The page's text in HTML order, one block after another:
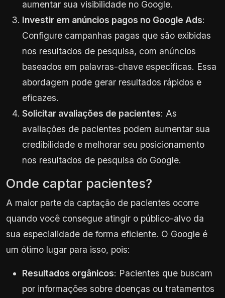
aumentar sua visibilidade no Google.
Investir em anúncios pagos no Google Ads:
Configure campanhas pagas que são exibidas
nos resultados de pesquisa, com anúncios
baseados em palavras-chave específicas. Essa
abordagem pode gerar resultados rápidos e
eficazes.
Solicitar avaliações de pacientes: As
avaliações de pacientes podem aumentar sua
credibilidade e melhorar seu posicionamento
nos resultados de pesquisa do Google.
Onde captar pacientes?
A maior parte da captação de pacientes ocorre
quando você consegue atingir o público-alvo da
sua especialidade de forma eficiente. O Google é
um ótimo lugar para isso, pois:
Resultados orgânicos: Pacientes que buscam
por informações sobre doenças ou tratamentos